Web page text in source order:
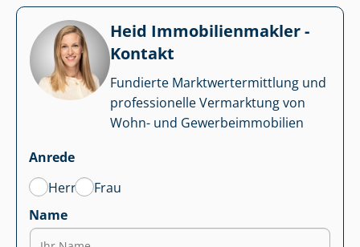
Heid Im­mo­bi­li­en­mak­ler -
Kontakt
Fundierte Markt­wert­ermitt­lung und
professionelle Vermarktung von
Wohn- und Ge­wer­be­im­mo­bi­li­en
Anrede
Herr
Frau
Name